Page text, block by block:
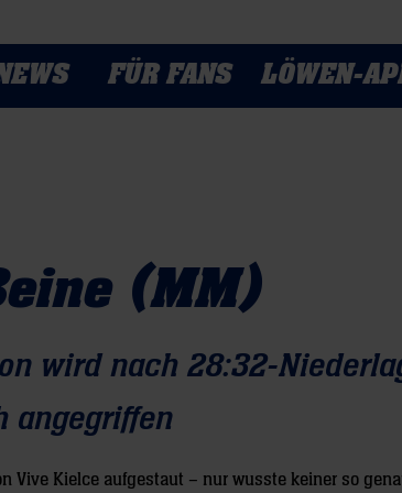
FÜR FANS LÖWEN-
(MM)
wird nach 28:32-
angegriffen
Vive Kielce aufgestaut – nur wusste keiner so